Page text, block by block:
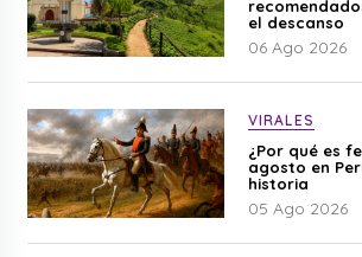
el descanso
06 Ago 2026
VIRALES
¿Por qué es
agosto en
historia
05 Ago 2026